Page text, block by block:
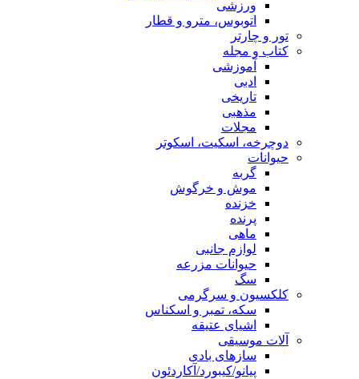
ورزشی
اتوبوس، مترو و قطار
تور و چارتر
کتاب و مجله
آموزشی
ادبی
تاریخی
مذهبی
مجلات
دوچرخه، اسکیت، اسکوتر
حیوانات
گربه
موش و خرگوش
خزنده
پرنده
ماهی
لوازم جانبی
حیوانات مزرعه
سگ
کلکسیون و سرگرمی
سکه، تمبر و اسکناس
اشیای عتیقه
آلات موسیقی
سازهای بادی
پیانو/کیبورد/آکاردئون